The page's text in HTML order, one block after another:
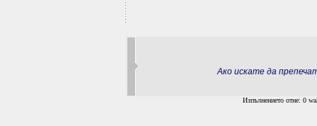
Ако искате да
Изпълнението отне: 0